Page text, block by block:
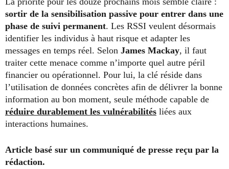
sortir de la sensibilisation passive pour entrer dans une
phase de suivi permanent. Les RSSI veulent désormais
identifier les individus à haut risque et adapter les
messages en temps réel. Selon James Mackay, il faut
traiter cette menace comme n’importe quel autre péril
financier ou opérationnel. Pour lui, la clé réside dans
l’utilisation de données concrètes afin de délivrer la bonne
information au bon moment, seule méthode capable de
réduire durablement les vulnérabilités liées aux
interactions humaines.
Article basé sur un communiqué de presse reçu par la
rédaction.